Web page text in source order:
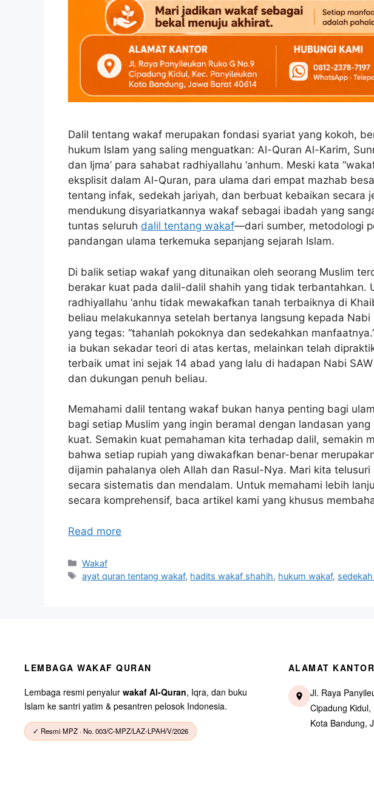
Dalil tentang wakaf merupakan fondasi syariat yang kokoh,
hukum Islam yang saling menguatkan: Al-Quran Al-Karim,
dan Ijma’ para sahabat radhiyallahu ‘anhum. Meski kata
eksplisit dalam Al-Quran, para ulama dari empat mazhab
tentang infak, sedekah jariyah, dan berbuat kebaikan secara
mendukung disyariatkannya wakaf sebagai ibadah yang
tuntas seluruh dalil tentang wakaf—dari sumber, metodologi
pandangan ulama terkemuka sepanjang sejarah Islam.
Di balik setiap wakaf yang ditunaikan oleh seorang Muslim
berakar kuat pada dalil-dalil shahih yang tidak terbantahkan.
radhiyallahu ‘anhu tidak mewakafkan tanah terbaiknya di
beliau melakukannya setelah bertanya langsung kepada
yang tegas: “tahanlah pokoknya dan sedekahkan
ia bukan sekadar teori di atas kertas, melainkan telah
terbaik umat ini sejak 14 abad yang lalu di hadapan Nabi
dan dukungan penuh beliau.
Memahami dalil tentang wakaf bukan hanya penting bagi
bagi setiap Muslim yang ingin beramal dengan landasan
kuat. Semakin kuat pemahaman kita terhadap dalil, semakin
bahwa setiap rupiah yang diwakafkan benar-benar
dijamin pahalanya oleh Allah dan Rasul-Nya. Mari kita
secara sistematis dan mendalam. Untuk memahami lebih
secara komprehensif, baca artikel kami yang khusus
Read more
Categories
Wakaf
Tags
ayat quran tentang wakaf, hadits wakaf shahih, hukum wakaf,
LEMBAGA WAKAF QURAN
Lembaga resmi penyalur wakaf Al-Quran, Iqra, dan buku
Islam ke santri yatim & pesantren pelosok Indonesia.
✓ Resmi MPZ · No. 003/C-MPZ/LAZ-LPAH/V/2026
ALAMAT KANTOR
Jl. Raya
Cipadung Kidul,
Kota Bandung,